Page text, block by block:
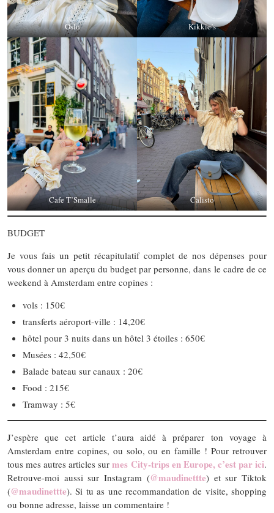
Oslo Kikkie’s
Cafe T’Smalle Calisto
BUDGET
Je vous fais un petit récapitulatif complet de nos dépenses pour
vous donner un aperçu du budget par personne, dans le cadre de ce
weekend à Amsterdam entre copines :
vols : 150€
transferts aéroport-ville : 14,20€
hôtel pour 3 nuits dans un hôtel 3 étoiles : 650€
Musées : 42,50€
Balade bateau sur canaux : 20€
Food : 215€
Tramway : 5€
J’espère que cet article t’aura aidé à préparer ton voyage à
Amsterdam entre copines, ou solo, ou en famille ! Pour retrouver
tous mes autres articles surmes City-trips en Europe, c’est par ici.
Retrouve-moi aussi sur Instagram (@maudinettte) et sur Tiktok
(@maudinettte). Si tu as une recommandation de visite, shopping
ou bonne adresse, laisse un commentaire !